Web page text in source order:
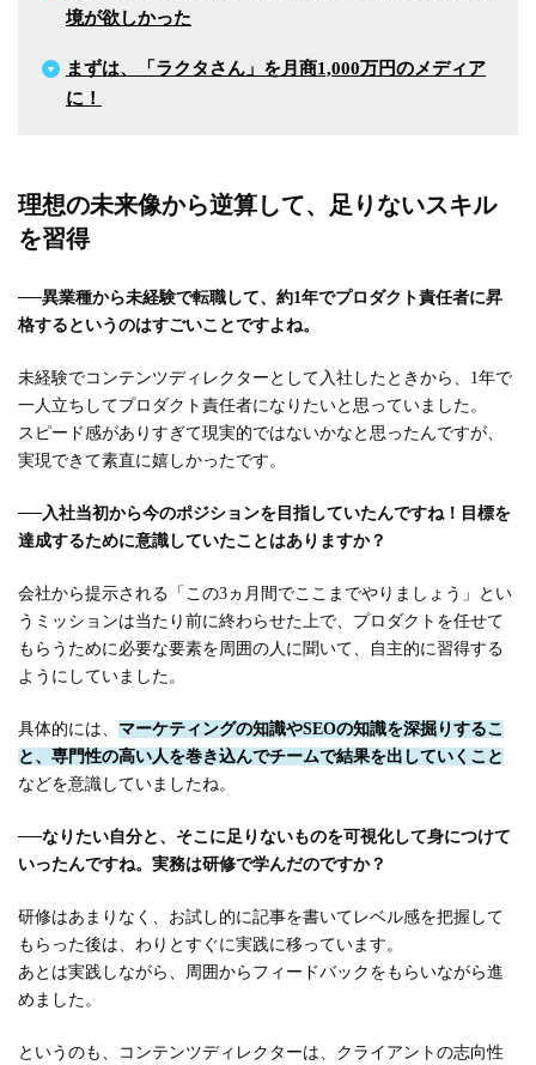
境が欲しかった
まずは、「ラクタさん」を月商1,000万円のメディア
に！
理想の未来像から逆算して、足りないスキル
を習得
──異業種から未経験で転職して、約1年でプロダクト責任者に昇
格するというのはすごいことですよね。
未経験でコンテンツディレクターとして入社したときから、1年で
一人立ちしてプロダクト責任者になりたいと思っていました。
スピード感がありすぎて現実的ではないかなと思ったんですが、
実現できて素直に嬉しかったです。
──入社当初から今のポジションを目指していたんですね！目標を
達成するために意識していたことはありますか？
会社から提示される「この3ヵ月間でここまでやりましょう」とい
うミッションは当たり前に終わらせた上で、プロダクトを任せて
もらうために必要な要素を周囲の人に聞いて、自主的に習得する
ようにしていました。
具体的には、 マーケティングの知識やSEOの知識を深掘りするこ
と、専門性の高い人を巻き込んでチームで結果を出していくこと
などを意識していましたね。
──なりたい自分と、そこに足りないものを可視化して身につけて
いったんですね。実務は研修で学んだのですか？
研修はあまりなく、お試し的に記事を書いてレベル感を把握して
もらった後は、わりとすぐに実践に移っています。
あとは実践しながら、周囲からフィードバックをもらいながら進
めました。
というのも、コンテンツディレクターは、クライアントの志向性